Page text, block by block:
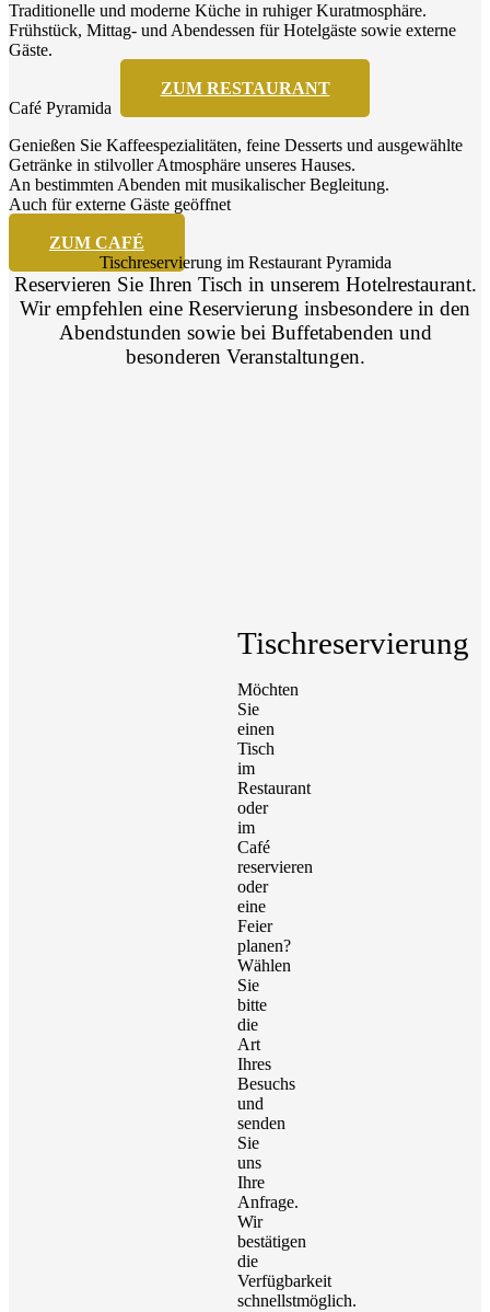
Traditionelle und moderne Küche in ruhiger Kuratmosphäre.
Frühstück, Mittag- und Abendessen für Hotelgäste sowie externe
Gäste.
ZUM RESTAURANT
Café Pyramida
Genießen Sie Kaffeespezialitäten, feine Desserts und ausgewählte
Getränke in stilvoller Atmosphäre unseres Hauses.
An bestimmten Abenden mit musikalischer Begleitung.
Auch für externe Gäste geöffnet
ZUM CAFÉ
Tischreservierung im Restaurant Pyramida
Reservieren Sie Ihren Tisch in unserem Hotelrestaurant.
Wir empfehlen eine Reservierung insbesondere in den
Abendstunden sowie bei Buffetabenden und
besonderen Veranstaltungen.
Tischreservierung
Möchten
Sie
einen
Tisch
im
Restaurant
oder
im
Café
reservieren
oder
eine
Feier
planen?
Wählen
Sie
bitte
die
Art
Ihres
Besuchs
und
senden
Sie
uns
Ihre
Anfrage.
Wir
bestätigen
die
Verfügbarkeit
schnellstmöglich.